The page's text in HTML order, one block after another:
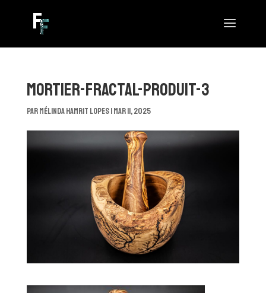
mortier-fractal-produit-3
parMélinda Hamrit Lopes|Mar 11, 2025